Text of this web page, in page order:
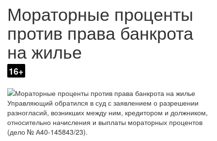
Мораторные проценты
против права банкрота
на жилье
16+
Управляющий обратился в суд с заявлением о разрешении
разногласий, возникших между ним, кредитором и должником,
относительно начисления и выплаты мораторных процентов
(дело № А40-145843/23).